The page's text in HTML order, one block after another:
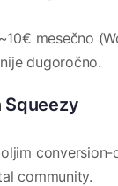
mesečno
dugoročno.
Squeezy
conversion-
community.